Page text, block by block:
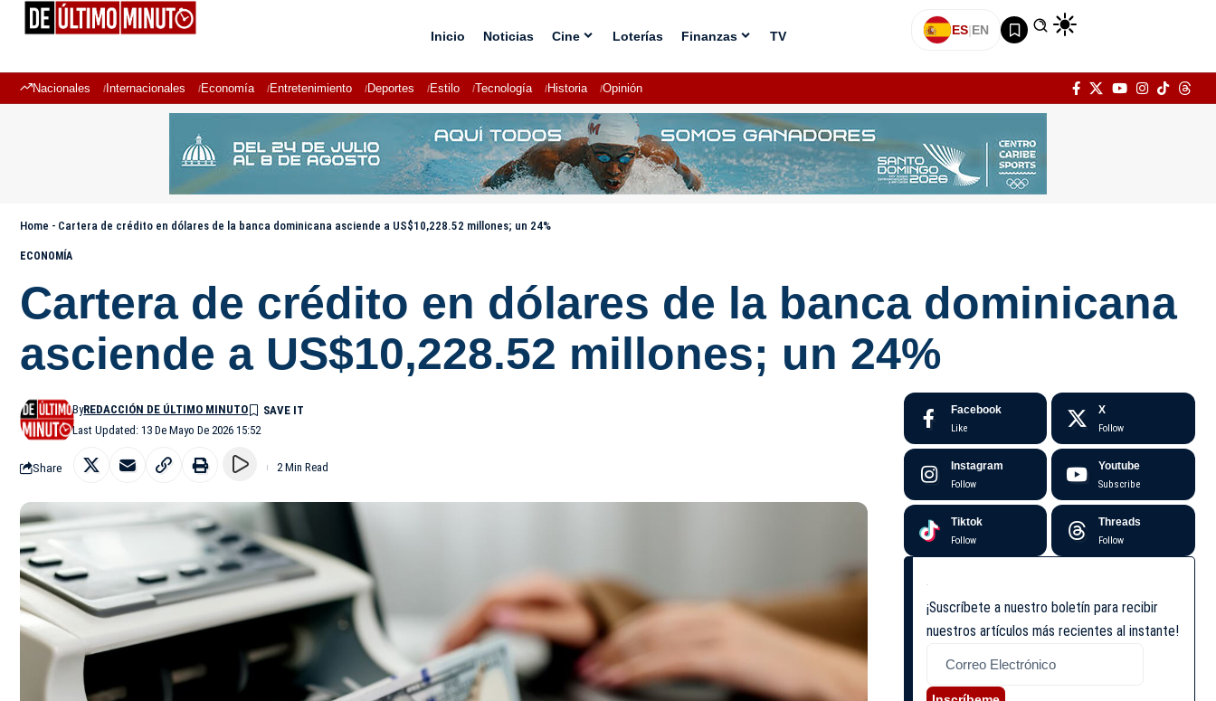
Inicio Noticias Cine Loterías Finanzas TV ES|EN
Nacionales Internacionales Economía Entretenimiento Deportes Estilo Tecnología Historia Opinión
Home - Cartera de crédito en dólares de la banca dominicana asciende a US$10,228.52 millones; un 24%
ECONOMÍA
Cartera de crédito en dólares de la banca dominicana
asciende a US$10,228.52 millones; un 24%
Last Updated: 13 De Mayo De 2026 15:52
ByREDACCIÓN DE ÚLTIMO MINUTO
Share 2 Min Read
Facebook
Like
X
Follow
Instagram
Follow
Youtube
Subscribe
Tiktok
Follow
Threads
Follow
¡Suscríbete a nuestro boletín para recibir
nuestros artículos más recientes al instante!